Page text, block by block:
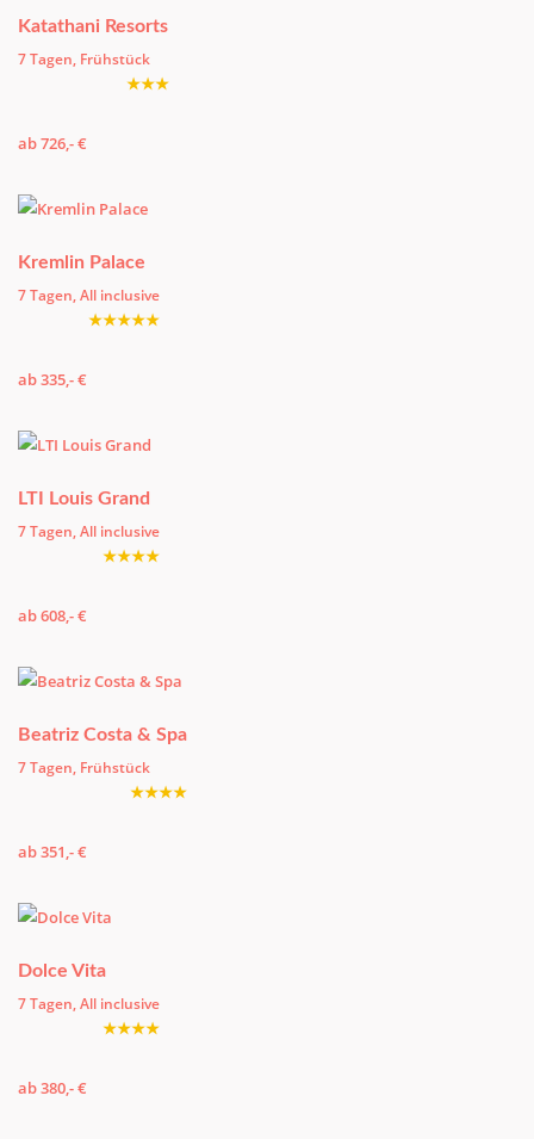
Katathani Resorts
7 Tagen, Frühstück
★★★
ab 726,- €
Kremlin Palace
7 Tagen, All inclusive
★★★★★
ab 335,- €
LTI Louis Grand
7 Tagen, All inclusive
★★★★
ab 608,- €
Beatriz Costa & Spa
7 Tagen, Frühstück
★★★★
ab 351,- €
Dolce Vita
7 Tagen, All inclusive
★★★★
ab 380,- €